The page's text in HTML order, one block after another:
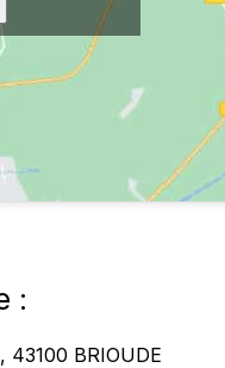
:
43100 BRIOUDE